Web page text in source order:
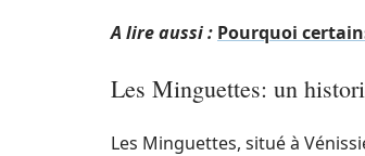
A lire aussi : Pourquoi
Les Minguettes: un
Les Minguettes, situé à